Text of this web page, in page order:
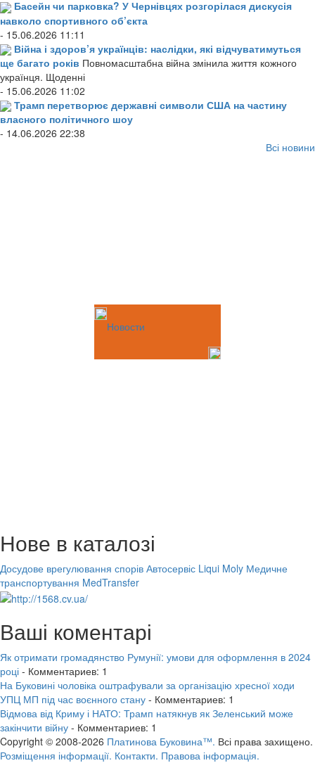
Басейн чи парковка? У Чернівцях розгорілася дискусія
навколо спортивного об’єкта
- 15.06.2026 11:11
Війна і здоров’я українців: наслідки, які відчуватимуться
ще багато років Повномасштабна війна змінила життя кожного
українця. Щоденні
- 15.06.2026 11:02
Трамп перетворює державні символи США на частину
власного політичного шоу
- 14.06.2026 22:38
Всі новини
Новости
Нове в каталозі
Досудове врегулювання спорів Автосервіс Liqui Moly Медичне
транспортування MedTransfer
Ваші коментарі
Як отримати громадянство Румунії: умови для оформлення в 2024
році - Комментариев: 1
На Буковині чоловіка оштрафували за організацію хресної ходи
УПЦ МП під час воєнного стану - Комментариев: 1
Відмова від Криму і НАТО: Трамп натякнув як Зеленський може
закінчити війну - Комментариев: 1
Copyright © 2008-2026 Платинова Буковина™. Всі права захищено.
Розміщення інформації. Контакти. Правова інформація.